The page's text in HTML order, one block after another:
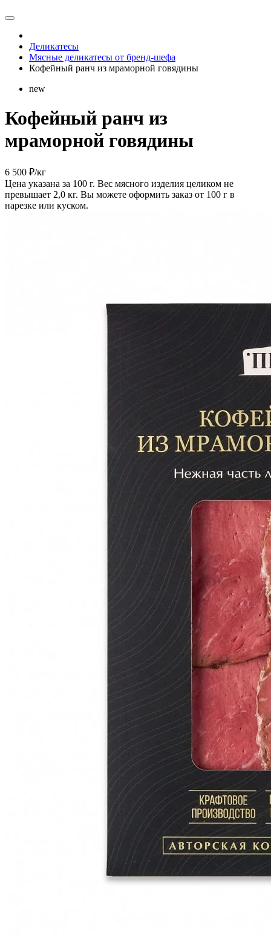
Деликатесы
Мясные деликатесы от бренд-шефа
Кофейный ранч из мраморной говядины
new
Кофейный ранч из
мраморной говядины
6 500 ₽/кг
Цена указана за 100 г. Вес мясного изделия целиком не
превышает 2,0 кг. Вы можете оформить заказ от 100 г в
нарезке или куском.